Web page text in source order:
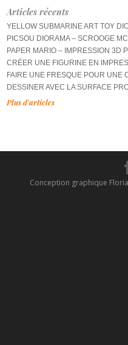
Articles récents
YELLOW SUBMARINE ART TOY
PICSOU DIORAMA – SCROOGE
PAPER MARIO – IMPRESSION 3D
CRÉER UNE FIGURINE EN
FAIRE UNE FRESQUE POUR UNE
DESSINER AVEC LA SURFACE
Plus d'articles
Conception graphique